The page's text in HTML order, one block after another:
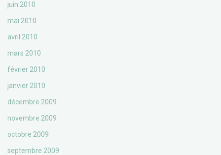
juin 2010
mai 2010
avril 2010
mars 2010
février 2010
janvier 2010
décembre 2009
novembre 2009
octobre 2009
septembre 2009